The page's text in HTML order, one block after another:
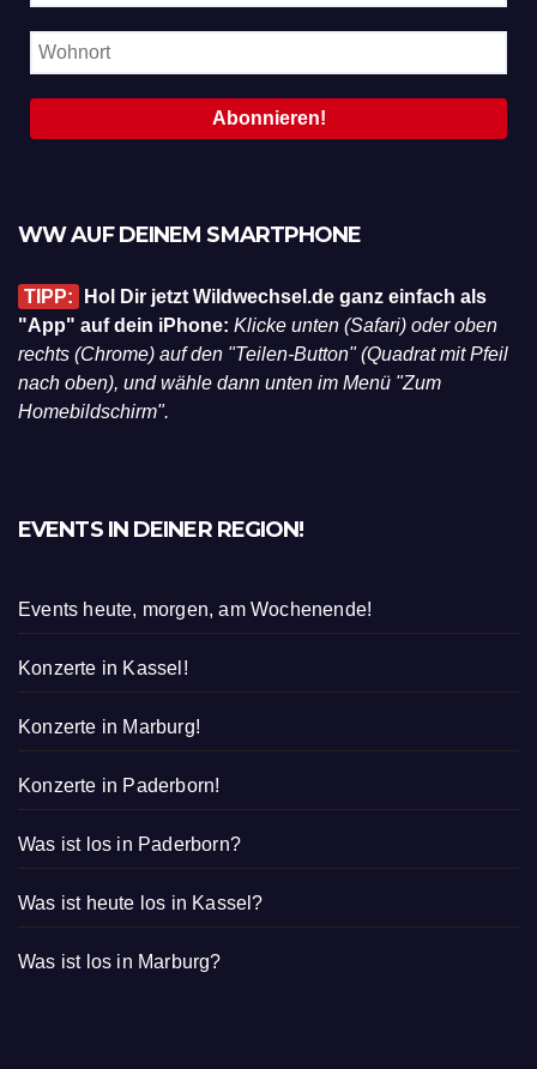
WW AUF DEINEM SMARTPHONE
TIPP:
Hol Dir jetzt Wildwechsel.de ganz einfach als
"App" auf dein iPhone: Klicke unten (Safari) oder oben
rechts (Chrome) auf den "Teilen-Button" (Quadrat mit Pfeil
nach oben), und wähle dann unten im Menü "Zum
Homebildschirm".
EVENTS IN DEINER REGION!
Events heute, morgen, am Wochenende!
Konzerte in Kassel!
Konzerte in Marburg!
Konzerte in Paderborn!
Was ist los in Paderborn?
Was ist heute los in Kassel?
Was ist los in Marburg?